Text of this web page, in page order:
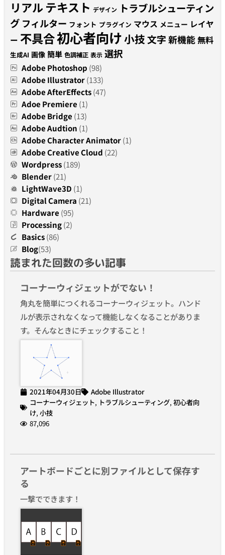
リアルテキスト デザイン トラブルシューティン
グ フィルター フォント プラグイン マウス メニュー レイヤ
ー 不具合初心者向け小技文字新機能無料
生成AI 画像 簡単 色調補正 表示 選択
Adobe Photoshop (98)
Adobe Illustrator(133)
Adobe AfterEffects(47)
Adoe Premiere (1)
Adobe Bridge (13)
Adobe Audtion (1)
Adobe Character Animator(1)
Adobe Creative Cloud (22)
Wordpress(189)
Blender(21)
LightWave3D (1)
Digital Camera (21)
Hardware (95)
Processing(2)
Basics(86)
Blog(53)
読まれた回数の多い記事
コーナーウィジェットがでない！
角丸を簡単につくれるコーナーウィジェット。ハンド
ルが表示されなくなって機能しなくなることがありま
す。そんなときにチェックすること！
2021年04月30日
Adobe Illustrator
コーナーウィジェット, トラブルシューティング, 初心者向
け, 小技
87,096
アートボードごとに別ファイルとして保存す
る
一撃でできます！